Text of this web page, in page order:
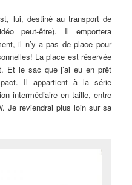
lui, destiné au transport de
peut-être). Il emportera
il n’y a pas de place pour
La place est réservée
Et le sac que j’ai eu en prêt
Il appartient à la série
intermédiaire en taille, entre
Je reviendrai plus loin sur sa